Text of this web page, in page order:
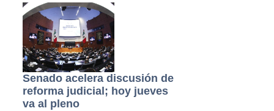
Senado acelera discusión de
reforma judicial; hoy jueves
va al pleno